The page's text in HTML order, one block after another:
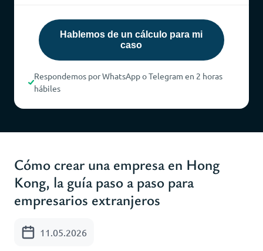
Hablemos de un cálculo para mi
caso
Respondemos por WhatsApp o Telegram en 2 horas
hábiles
Cómo crear una empresa en Hong
Kong, la guía paso a paso para
empresarios extranjeros
11.05.2026